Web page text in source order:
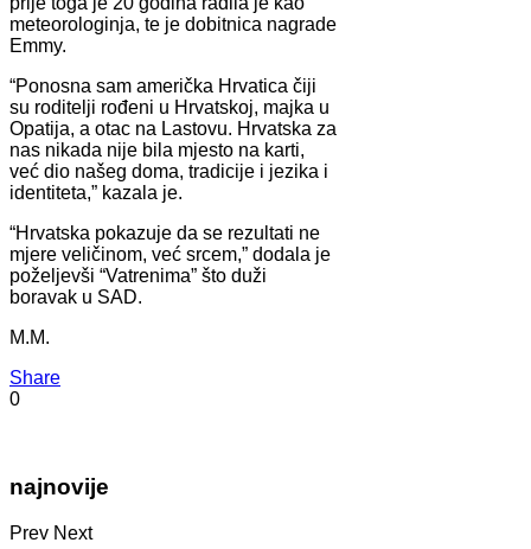
meteorologinja, te je dobitnica nagrade
Emmy.
“Ponosna sam američka Hrvatica čiji
su roditelji rođeni u Hrvatskoj, majka u
Opatija, a otac na Lastovu. Hrvatska za
nas nikada nije bila mjesto na karti,
već dio našeg doma, tradicije i jezika i
identiteta,” kazala je.
“Hrvatska pokazuje da se rezultati ne
mjere veličinom, već srcem,” dodala je
poželjevši “Vatrenima” što duži
boravak u SAD.
M.M.
Share
0
najnovije
Prev Next